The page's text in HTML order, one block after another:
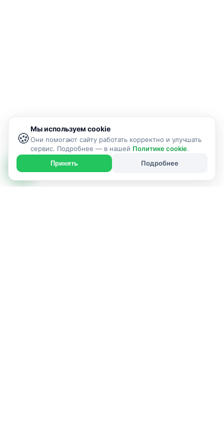
🍪
Мы используем cookie
Они помогают сайту работать корректно и улучшать
сервис. Подробнее — в нашей Политике cookie.
Принять Подробнее